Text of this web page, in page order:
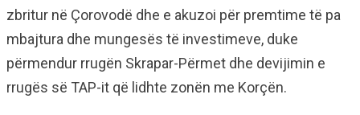
zbritur në Çorovodë dhe e akuzoi për premtime të pa
mbajtura dhe mungesës të investimeve, duke
përmendur rrugën Skrapar-Përmet dhe devijimin e
rrugës së TAP-it që lidhte zonën me Korçën.